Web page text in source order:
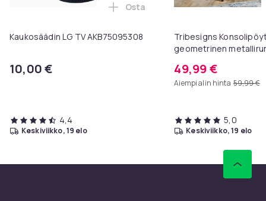
Kaukosäädin LG TV AKB75095308
10,00 €
Lisää Kaukosäädin LG TV
Osta
4,4
keskiviikko, 19 elo
Tribesigns
geometrinen
sohvapöytä
49,99 €
Aiempi alin hinta 59,99 €
5,0
keskiviikko, 19 elo